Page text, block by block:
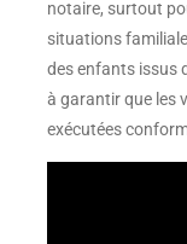
notaire, surtout
situations
des enfants issus
à garantir que les
exécutées